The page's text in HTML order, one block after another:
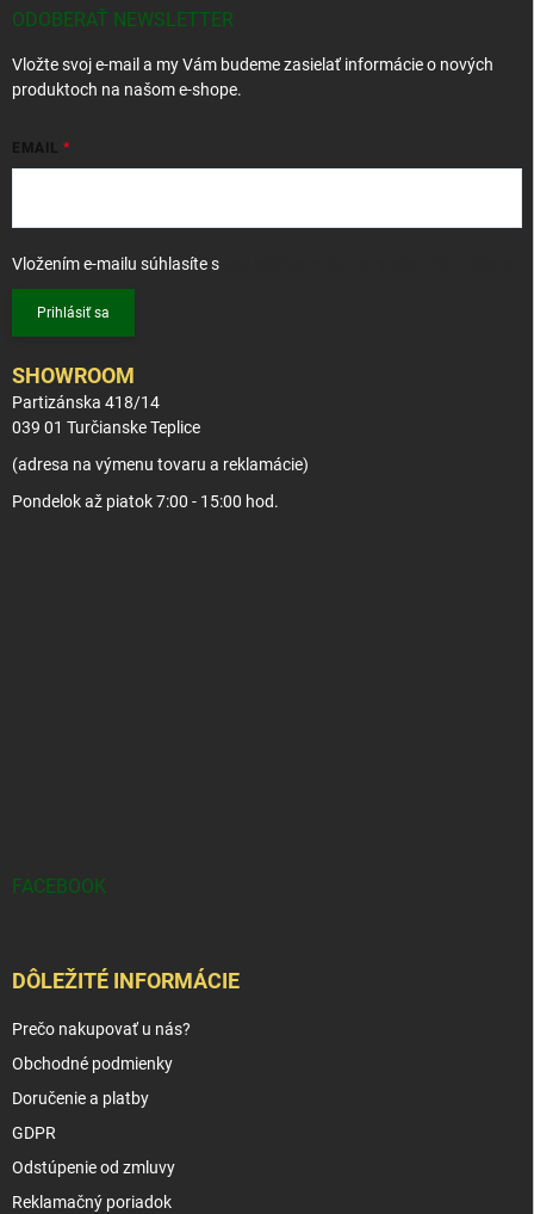
ODOBERAŤ NEWSLETTER
Vložte svoj e-mail a my Vám budeme zasielať informácie o nových
produktoch na našom e-shope.
EMAIL
Vložením e-mailu súhlasíte s
Prihlásiť sa
SHOWROOM
Partizánska 418/14
039 01 Turčianske Teplice
(adresa na výmenu tovaru a reklamácie)
Pondelok až piatok 7:00 - 15:00 hod.
FACEBOOK
DÔLEŽITÉ INFORMÁCIE
Prečo nakupovať u nás?
Obchodné podmienky
Doručenie a platby
GDPR
Odstúpenie od zmluvy
Reklamačný poriadok